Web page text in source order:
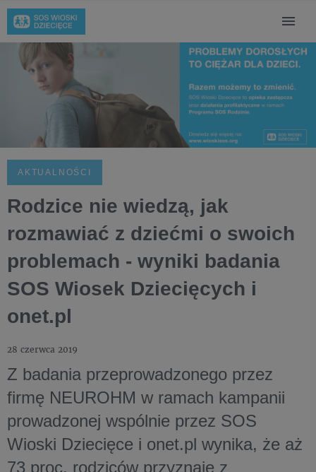
AKTUALNOŚCI
Rodzice nie wiedzą, jak
rozmawiać z dziećmi o swoich
problemach - wyniki badania
SOS Wiosek Dziecięcych i
onet.pl
28 czerwca 2019
Z badania przeprowadzonego przez
firmę NEUROHM w ramach kampanii
prowadzonej wspólnie przez SOS
Wioski Dziecięce i onet.pl wynika, że aż
73 proc. rodziców przyznaje z